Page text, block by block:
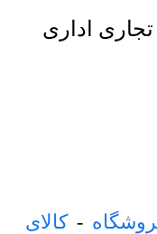
اداری
-کالای